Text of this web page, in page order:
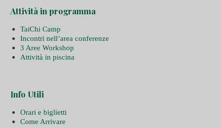
Attività in programma
TaiChi Camp
Incontri nell’area conferenze
3 Aree Workshop
Attività in piscina
Info Utili
Orari e biglietti
Come Arrivare